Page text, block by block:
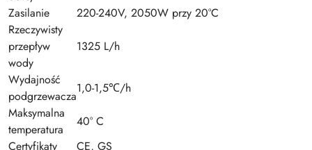
Zasilanie
220-240V, 2050W przy 20°C
Rzeczywisty
przepływ
wody
1325 L/h
Wydajność
podgrzewacza
1,0-1,5℃/h
Maksymalna
temperatura
40° C
Certyfikaty
CE, GS